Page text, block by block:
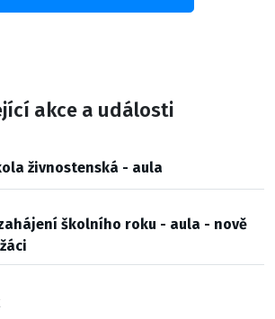
akce a události
živnostenská - aula
školního roku - aula - nově